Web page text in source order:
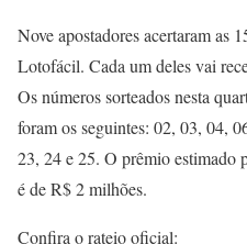
Nove apostadores acertaram as
Lotofácil. Cada um deles vai
Os números sorteados nesta
foram os seguintes: 02, 03, 04,
23, 24 e 25. O prêmio estimado
é de R$ 2 milhões.
Confira o rateio oficial: